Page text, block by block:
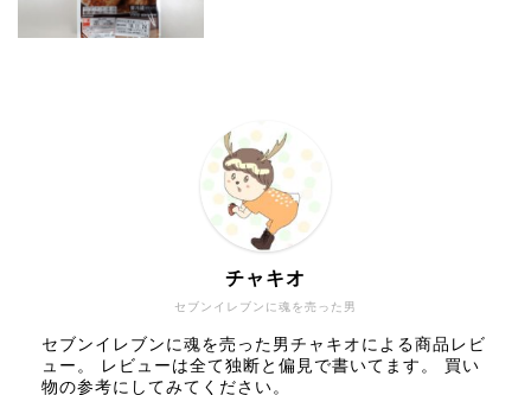
セブンイレブンに魂を売った男
チャキオ
セブンイレブンに魂を売った男チャキオによる商品レビ
ュー。 レビューは全て独断と偏見で書いてます。 買い
物の参考にしてみてください。